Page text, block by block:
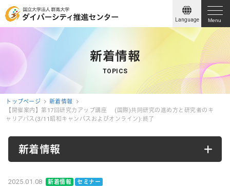
Menu
Language
新着情報
TOPICS
トップページ
新着情報
【開催案内】第17回研究力アップ講座 (国際)共同研究の進め方と研究者のキ
ャリアパス(3/11昭和キャンパスおよびオンライン):終了
新着情報
2025.01.08 新着情報 セミナー